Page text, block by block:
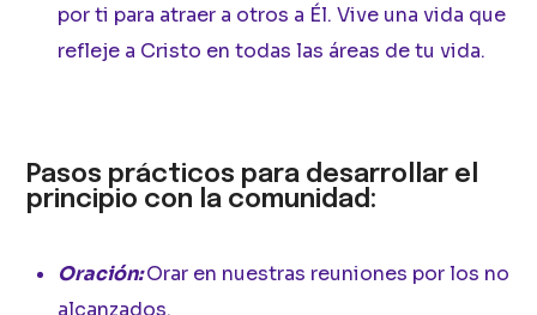
por ti para atraer a otros a Él. Vive una vida que
refleje a Cristo en todas las áreas de tu vida.
Pasos prácticos para desarrollar el
principio con la comunidad:
Oración:Orar en nuestras reuniones por los no
alcanzados.